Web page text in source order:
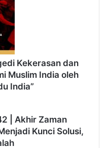
Kekerasan dan
Muslim India oleh
India”
| Akhir Zaman
Kunci Solusi,